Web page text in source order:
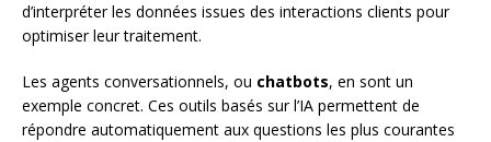
d’interpréter les données issues des interactions clients pour
optimiser leur traitement.
Les agents conversationnels, ou chatbots, en sont un
exemple concret. Ces outils basés sur l’IA permettent de
répondre automatiquement aux questions les plus courantes